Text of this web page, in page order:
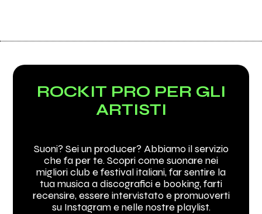
ROCKIT PRO PER GLI
ARTISTI
Suoni? Sei un producer? Abbiamo il servizio
che fa per te. Scopri come suonare nei
migliori club e festival italiani, far sentire la
tua musica a discografici e booking, farti
recensire, essere intervistato e promuoverti
su Instagram e nelle nostre playlist.